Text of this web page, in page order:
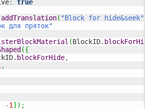
:
true
addTranslation( "Block for hide&seek"
для пряток"
(BlockID. blockForHide
({
blockForHide,
,
-1 ] ) ;